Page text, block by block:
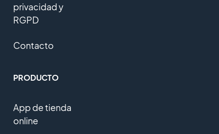
privacidad y
RGPD
Contacto
PRODUCTO
App de tienda
online